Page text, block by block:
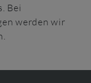
Bei
werden wir